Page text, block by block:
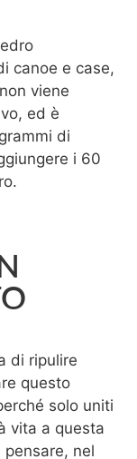
canoe e case,
viene
ed è
di
i 60
di ripulire
questo
solo uniti
vita a questa
pensare, nel